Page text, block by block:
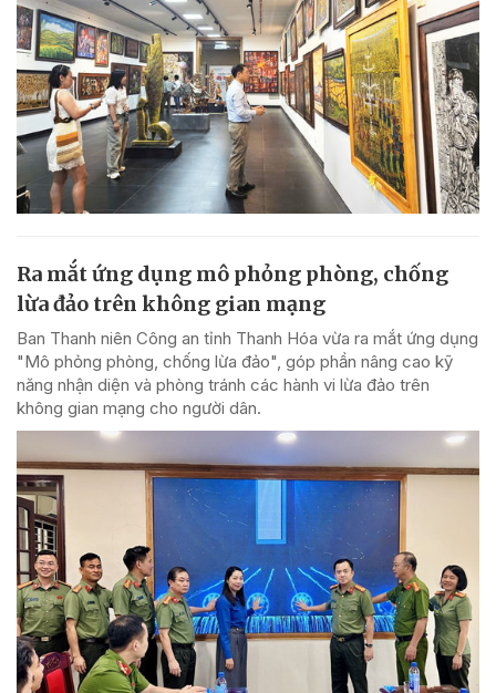
Ra mắt ứng dụng mô phỏng phòng, chống
lừa đảo trên không gian mạng
Ban Thanh niên Công an tỉnh Thanh Hóa vừa ra mắt ứng dụng
"Mô phỏng phòng, chống lừa đảo", góp phần nâng cao kỹ
năng nhận diện và phòng tránh các hành vi lừa đảo trên
không gian mạng cho người dân.